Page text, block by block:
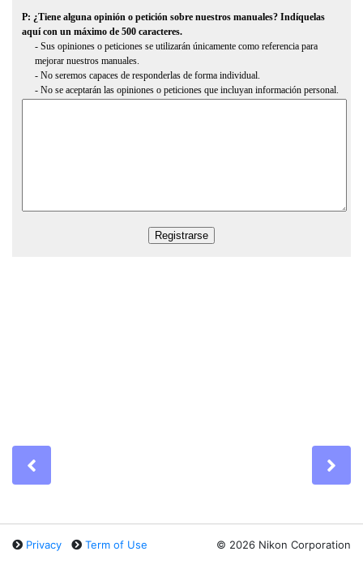
Privacy Term of Use © 2026 Nikon Corporation